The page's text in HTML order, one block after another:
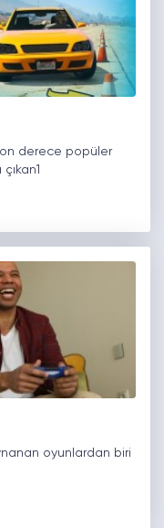
derece popüler
oyunlardan biri